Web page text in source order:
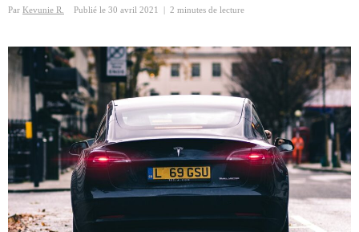
Par Kevunie R. Publié le 30 avril 2021 2 minutes de lecture